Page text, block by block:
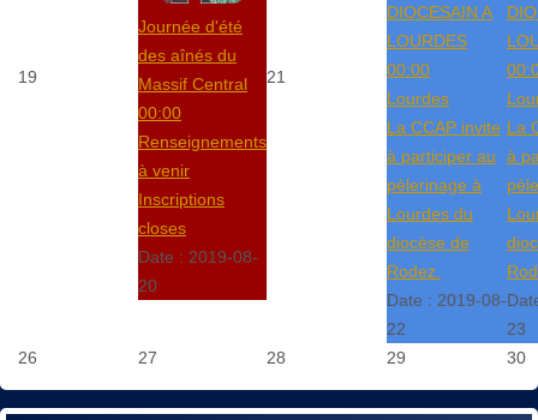
19
Journée d'été
des aînés du
Massif Central
00:00
Renseignements
à venir
Inscriptions
closes
Date : 2019-08-
20
21
DIOCESAIN A
LOURDES
00:00
Lourdes
La CCAP invite
à participer au
pèlerinage à
Lourdes du
diocèse de
Rodez.
Date : 2019-08-
22
La
à
23
26
27 28 29 30